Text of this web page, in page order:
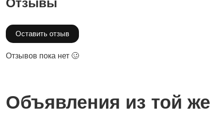
Отзывы
Оставить отзыв
Отзывов пока нет 🥴
Объявления из той же